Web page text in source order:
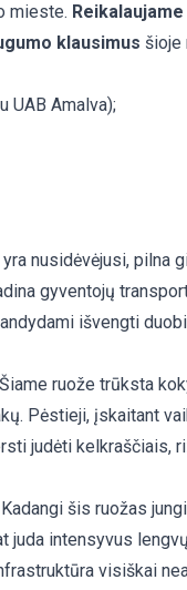
mieste.
klausimus šioje
UAB Amalva);
nusidėvėjusi, pilna
gyventojų
išvengti
Šiame ruože trūksta
Pėstieji, įskaitant
judėti kelkraščiais,
Kadangi šis ruožas
juda intensyvus
visiškai